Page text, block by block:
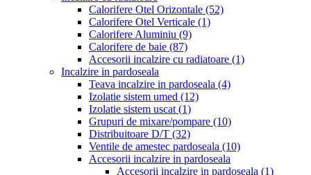
Calorifere Otel Orizontale (52)
Calorifere Otel Verticale (1)
Calorifere Aluminiu (9)
Calorifere de baie (87)
Accesorii incalzire cu radiatoare (1)
Incalzire in pardoseala
Teava incalzire in pardoseala (4)
Izolatie sistem umed (12)
Izolatie sistem uscat (1)
Grupuri de mixare/pompare (10)
Distribuitoare D/T (32)
Ventile de amestec pardoseala (10)
Accesorii incalzire in pardoseala
Accesorii incalzire in pardoseala (1)